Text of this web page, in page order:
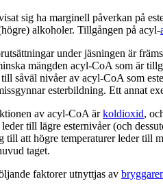
sig ha marginell påverkan på
alkoholer. Tillgången på acyl-
under jäsningen är
mängden acyl-CoA som är
såväl nivåer av acyl-CoA som
esterbildning. Ett annat
av acyl-CoA ärkoldioxid,
leder till lägre esternivåer (och
till att högre temperaturer leder till
taget.
faktorer utnyttjas av